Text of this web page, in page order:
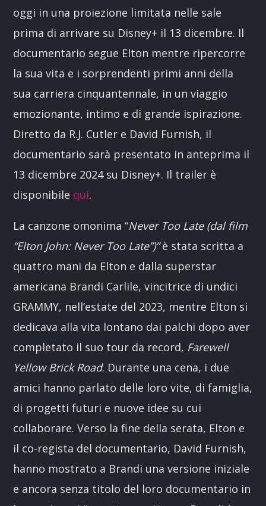
oggi in una proiezione limitata nelle sale
prima di arrivare su Disney+ il 13 dicembre. Il
documentario segue Elton mentre ripercorre
la sua vita e i sorprendenti primi anni della
sua carriera cinquantennale, in un viaggio
emozionante, intimo e di grande ispirazione.
Diretto da R.J. Cutler e David Furnish, il
documentario sarà presentato in anteprima il
13 dicembre 2024 su Disney+. Il trailer è
disponibile qui.
La canzone omonima “Never Too Late (dal film
“Elton John: Never Too Late”)”è stata scritta a
quattro mani da Elton e dalla superstar
americana Brandi Carlile, vincitrice di undici
GRAMMY, nell’estate del 2023, mentre Elton si
dedicava alla vita lontano dai palchi dopo aver
completato il suo tour da record, Farewell
Yellow Brick Road. Durante una cena, i due
amici hanno parlato delle loro vite, di famiglia,
di progetti futuri e nuove idee su cui
collaborare. Verso la fine della serata, Elton e
il co-regista del documentario, David Furnish,
hanno mostrato a Brandi una versione iniziale
e ancora senza titolo del loro documentario in